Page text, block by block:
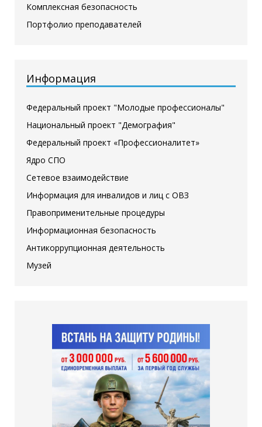
Комплексная безопасность
Портфолио преподавателей
Информация
Федеральный проект "Молодые профессионалы"
Национальный проект "Демография"
Федеральный проект «Профессионалитет»
Ядро СПО
Сетевое взаимодействие
Информация для инвалидов и лиц с ОВЗ
Правоприменительные процедуры
Информационная безопасность
Антикоррупционная деятельность
Музей